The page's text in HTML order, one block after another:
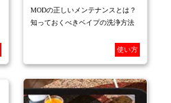
MODの正しいメンテナンスとは？
知っておくべきベイプの洗浄方法
使い方